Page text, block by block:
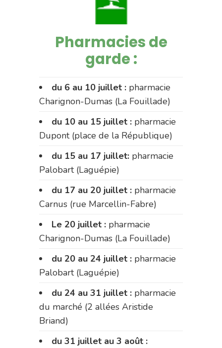
Pharmacies de
garde :
du 6 au 10 juillet : pharmacie
Charignon-Dumas (La Fouillade)
du 10 au 15 juillet : pharmacie
Dupont (place de la République)
du 15 au 17 juillet: pharmacie
Palobart (Laguépie)
du 17 au 20 juillet : pharmacie
Carnus (rue Marcellin-Fabre)
Le 20 juillet : pharmacie
Charignon-Dumas (La Fouillade)
du 20 au 24 juillet : pharmacie
Palobart (Laguépie)
du 24 au 31 juillet : pharmacie
du marché (2 allées Aristide
Briand)
du 31 juillet au 3 août :